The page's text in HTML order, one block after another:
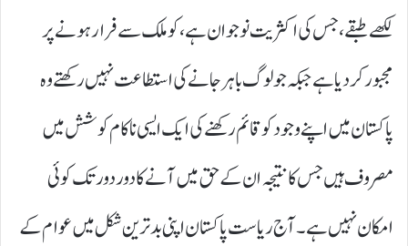
لکھے طبقے، جس کی اکثریت نوجوان ہے، کو ملک سے فرار ہونے پر
مجبور کر دیا ہے جبکہ جو لوگ باہر جانے کی استطاعت نہیں رکھتے وہ
پاکستان میں اپنے وجود کو قائم رکھنے کی ایک ایسی ناکام کوشش میں
مصروف ہیں جس کا نتیجہ ان کے حق میں آنے کا دور دور تک کوئی
امکان نہیں ہے۔ آج ریاست پاکستان اپنی بدترین شکل میں عوام کے